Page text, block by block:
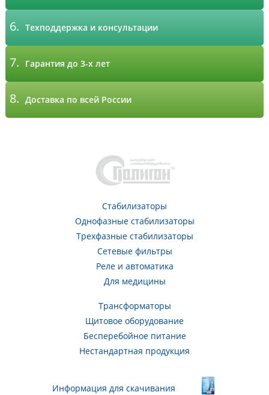
6. Техподдержка и консультации
7. Гарантия до 3-х лет
8. Доставка по всей России
Стабилизаторы
Однофазные стабилизаторы
Трехфазные стабилизаторы
Сетевые фильтры
Реле и автоматика
Для медицины
Трансформаторы
Щитовое оборудование
Бесперебойное питание
Нестандартная продукция
Информация для скачивания